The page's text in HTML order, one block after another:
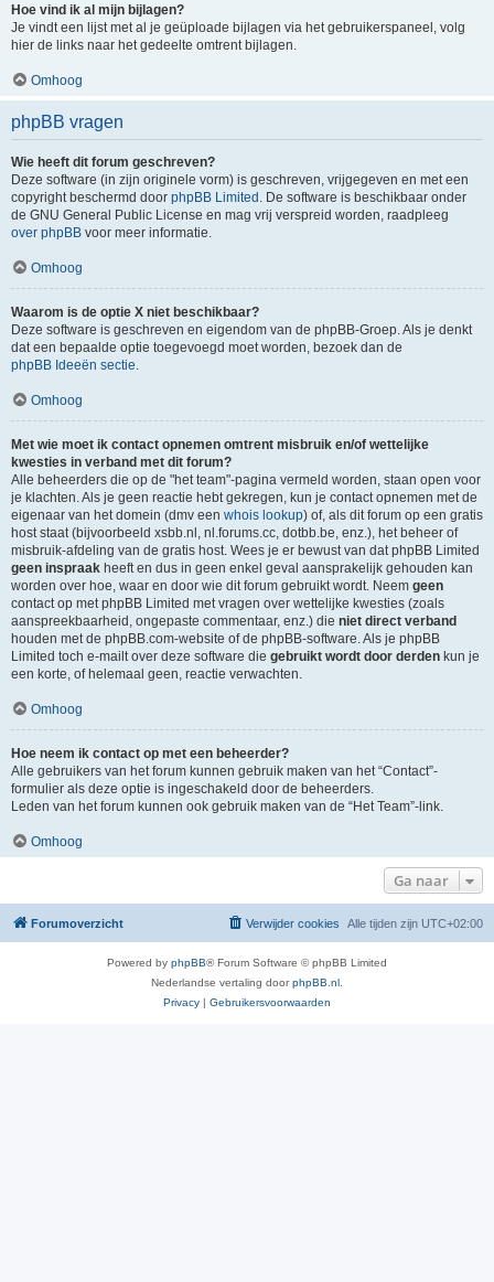
Hoe vind ik al mijn bijlagen?
Je vindt een lijst met al je geüploade bijlagen via het gebruikerspaneel, volg
hier de links naar het gedeelte omtrent bijlagen.
Omhoog
phpBB vragen
Wie heeft dit forum geschreven?
Deze software (in zijn originele vorm) is geschreven, vrijgegeven en met een
copyright beschermd door phpBB Limited . De software is beschikbaar onder
de GNU General Public License en mag vrij verspreid worden, raadpleeg
over phpBB voor meer informatie.
Omhoog
Waarom is de optie X niet beschikbaar?
Deze software is geschreven en eigendom van de phpBB-Groep. Als je denkt
dat een bepaalde optie toegevoegd moet worden, bezoek dan de
phpBB Ideeën sectie
Omhoog
Met wie moet ik contact opnemen omtrent misbruik en/of wettelijke
kwesties in verband met dit forum?
Alle beheerders die op de "het team"-pagina vermeld worden, staan open voor
je klachten. Als je geen reactie hebt gekregen, kun je contact opnemen met de
eigenaar van het domein (dmv een whois lookup) of, als dit forum op een gratis
host staat (bijvoorbeeld xsbb.nl, nl.forums.cc, dotbb.be, enz.), het beheer of
misbruik-afdeling van de gratis host. Wees je er bewust van dat phpBB Limited
geen inspraak heeft en dus in geen enkel geval aansprakelijk gehouden kan
worden over hoe, waar en door wie dit forum gebruikt wordt. Neem geen
contact op met phpBB Limited met vragen over wettelijke kwesties (zoals
aanspreekbaarheid, ongepaste commentaar, enz.) die niet direct verband
houden met de phpBB.com-website of de phpBB-software. Als je phpBB
Limited toch e-mailt over deze software die gebruikt wordt door derden kun je
een korte, of helemaal geen, reactie verwachten.
Omhoog
Hoe neem ik contact op met een beheerder?
Alle gebruikers van het forum kunnen gebruik maken van het “Contact”-
formulier als deze optie is ingeschakeld door de beheerders.
Leden van het forum kunnen ook gebruik maken van de “Het Team”-link.
Omhoog
Ga naar
Forumoverzicht Alle tijden zijn UTC+02:00
Verwijder cookies
Powered by phpBB® Forum Software © phpBB Limited
Nederlandse vertaling doorphpBB.nl
Privacy | Gebruikersvoorwaarden